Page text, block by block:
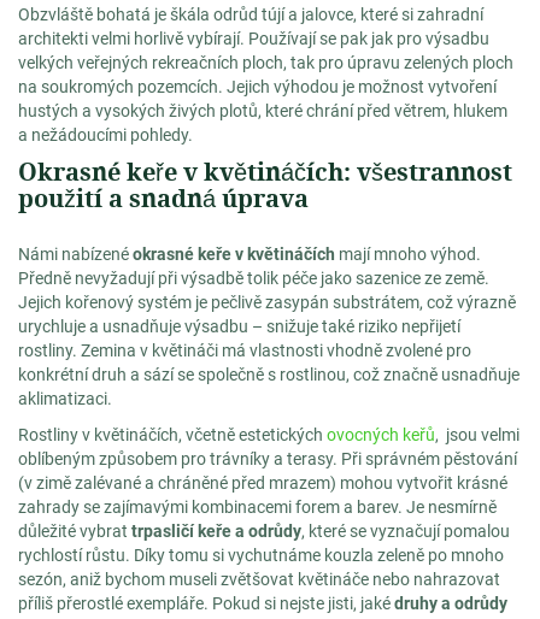
Obzvláště bohatá je škála odrůd tújí a jalovce, které si zahradní
architekti velmi horlivě vybírají. Používají se pak jak pro výsadbu
velkých veřejných rekreačních ploch, tak pro úpravu zelených ploch
na soukromých pozemcích. Jejich výhodou je možnost vytvoření
hustých a vysokých živých plotů, které chrání před větrem, hlukem
a nežádoucími pohledy.
Okrasné keře v květináčích: všestrannost
použití a snadná úprava
Námi nabízenéokrasné keře v květináčích mají mnoho výhod.
Předně nevyžadují při výsadbě tolik péče jako sazenice ze země.
Jejich kořenový systém je pečlivě zasypán substrátem, což výrazně
urychluje a usnadňuje výsadbu – snižuje také riziko nepřijetí
rostliny. Zemina v květináči má vlastnosti vhodně zvolené pro
konkrétní druh a sází se společně s rostlinou, což značně usnadňuje
aklimatizaci.
Rostliny v květináčích, včetně estetických ovocných keřů, jsou velmi
oblíbeným způsobem pro trávníky a terasy. Při správném pěstování
(v zimě zalévané a chráněné před mrazem) mohou vytvořit krásné
zahrady se zajímavými kombinacemi forem a barev. Je nesmírně
důležité vybrat trpasličí keře a odrůdy, které se vyznačují pomalou
rychlostí růstu. Díky tomu si vychutnáme kouzla zeleně po mnoho
sezón, aniž bychom museli zvětšovat květináče nebo nahrazovat
příliš přerostlé exempláře. Pokud si nejste jisti, jakédruhy a odrůdy